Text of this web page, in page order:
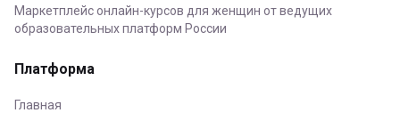
Маркетплейс онлайн-курсов для женщин от ведущих
образовательных платформ России
Платформа
Главная